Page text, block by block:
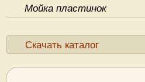
Мойка пластинок
Скачать каталог